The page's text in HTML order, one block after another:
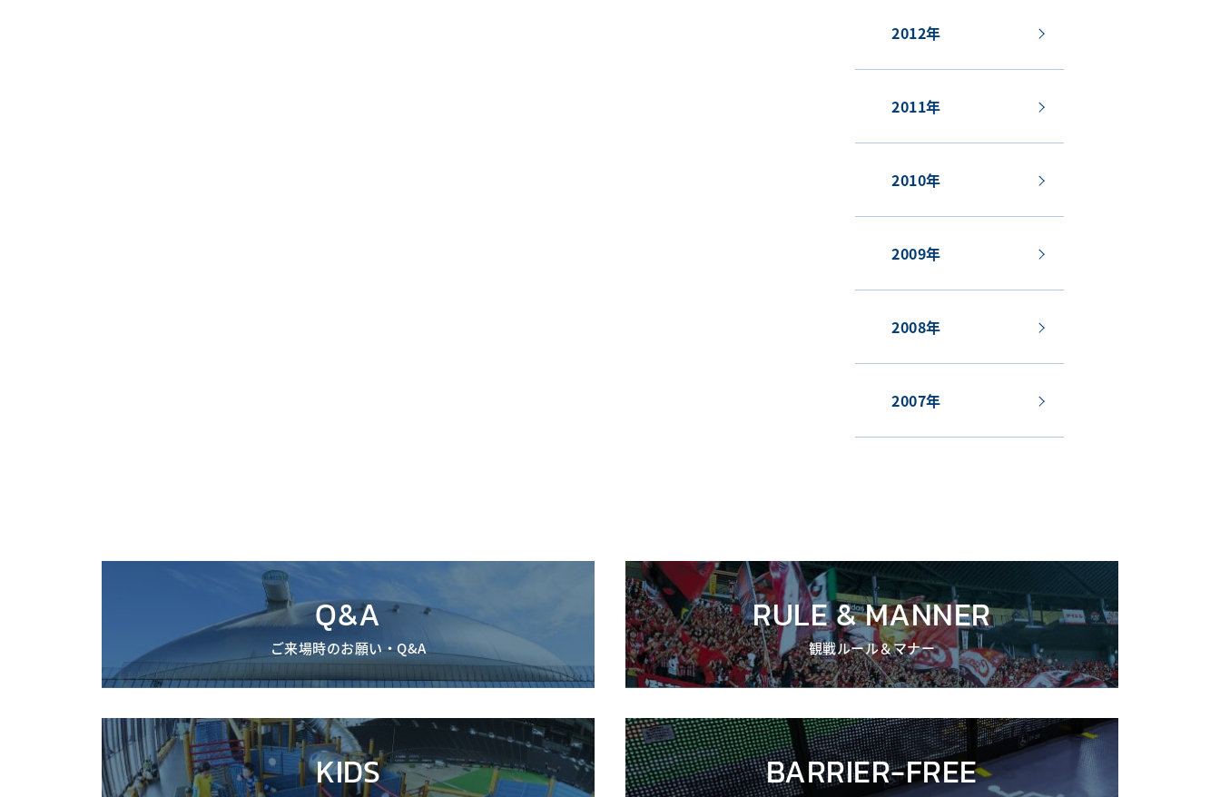
2012年
2011年
2010年
2009年
2008年
2007年
Q&A
ご来場時のお願い・Q&A
RULE & MANNER
観戦ルール＆マナー
KIDS BARRIER-FREE